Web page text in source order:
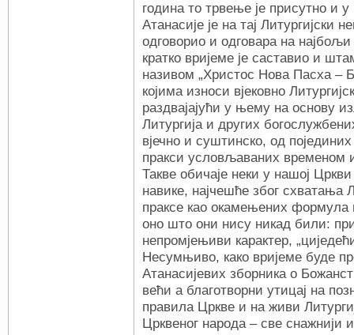
година то трвење је присутно и
Атанасије је на тај Литургијски
одговорио и одговара на
кратко вријеме је саставио и
називом „Христос Нова Пасха –
којима износи вјековно
раздвајајући у њему на основу
Литургија и других
вјечно и суштинско, од
пракси условљаваних временом
Такве обичаје неки у нашој
навике, најчешће због схватања
праксе као окамењених
оно што они нису никад били:
непромјењиви карактер,
Несумњиво, како вријеме буде
Атанасијевих зборника о
већи а благотворни утицај на
правила Цркве и на живи
Црквеног народа – све снажнији